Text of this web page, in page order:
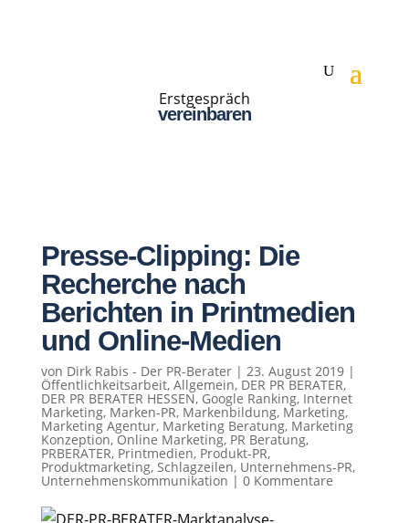
Erstgespräch
vereinbaren
Presse-Clipping: Die
Recherche nach
Berichten in Printmedien
und Online-Medien
von Dirk Rabis - Der PR-Berater| 23. August 2019|
Öffentlichkeitsarbeit, Allgemein,DER PR BERATER,
DER PR BERATER HESSEN, Google Ranking, Internet
Marketing, Marken-PR, Markenbildung, Marketing,
Marketing Agentur, Marketing Beratung, Marketing
Konzeption,Online Marketing, PR Beratung,
PRBERATER, Printmedien, Produkt-PR,
Produktmarketing, Schlagzeilen, Unternehmens-PR,
Unternehmenskommunikation | 0 Kommentare